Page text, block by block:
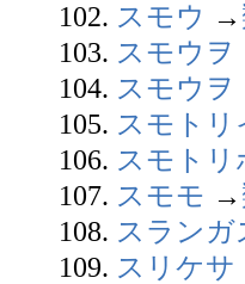
102. スモウ →
103. スモウ
104. スモウ
105. スモトリ
106. スモトリ
107. スモモ →
108. スラン
109. スリケサ